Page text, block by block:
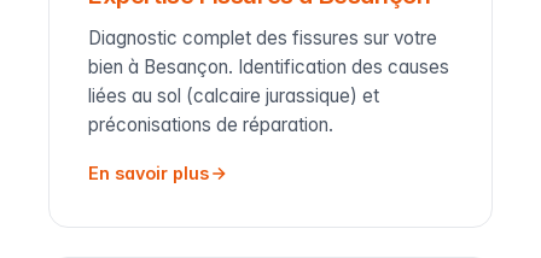
Diagnostic complet des fissures sur votre
bien à Besançon. Identification des causes
liées au sol (calcaire jurassique) et
préconisations de réparation.
En savoir plus